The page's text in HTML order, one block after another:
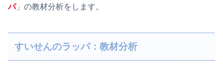
パ」の教材分析をします。
すいせんのラッパ：教材分析